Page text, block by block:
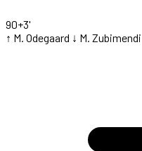
90+3'
↑ M. Odegaard ↓ M. Zubimendi